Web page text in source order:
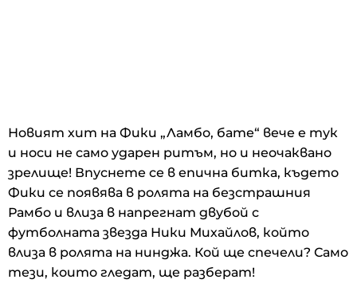
Новият хит на Фики „Ламбо, бате“ вече е тук
и носи не само ударен ритъм, но и неочаквано
зрелище! Впуснете се в епична битка, където
Фики се появява в ролята на безстрашния
Рамбо и влиза в напрегнат двубой с
футболната звезда Ники Михайлов, който
влиза в ролята на нинджа. Кой ще спечели? Само
тези, които гледат, ще разберат!